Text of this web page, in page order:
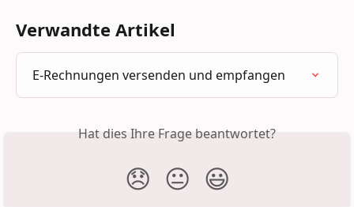
Verwandte Artikel
E-Rechnungen versenden und empfangen
Hat dies Ihre Frage beantwortet?
😞 😐 😃